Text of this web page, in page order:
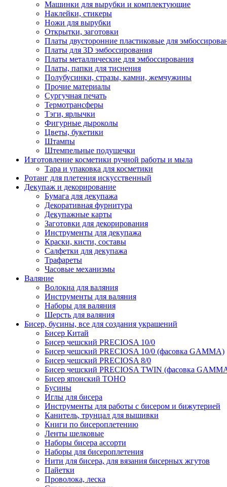
Машинки для вырубки и комплектующие
Наклейки, стикеры
Ножи для вырубки
Открытки, заготовки
Платы двусторонние пластиковые для
Платы для 3D эмбоссирования
Платы металлические для эмбоссирования
Платы, папки для тиснения
Полубусинки, стразы, камни, жемчужины
Прочие материалы
Сургучная печать
Термотрансферы
Тэги, ярлычки
Фигурные дыроколы
Цветы, букетики
Штампы
Штемпельные подушечки
Изготовление косметики ручной работы и мыла
Тара и упаковка для косметики
Ротанг для плетения искусственный
Декупаж и декорирование
Бумага для декупажа
Декоративная фурнитура
Декупажные карты
Заготовки для декорирования
Инструменты для декупажа
Краски, кисти, составы
Салфетки для декупажа
Трафареты
Часовые механизмы
Валяние
Волокна для валяния
Инструменты для валяния
Наборы для валяния
Шерсть для валяния
Бисер, бусины, все для создания украшений
Бисер Китай
Бисер чешский PRECIOSA 10/0
Бисер чешский PRECIOSA 10/0 (фасовка GAMMA)
Бисер чешский PRECIOSA 8/0
Бисер чешский PRECIOSA TWIN (фасовка
Бисер японский TOHO
Бусины
Иглы для бисера
Инструменты для работы с бисером и бижутерией
Канитель, трунцал для вышивки
Книги по бисероплетению
Ленты шелковые
Наборы бисера ассорти
Наборы для бисероплетения
Нити для бисера, для вязания бисерных жгутов
Пайетки
Проволока, леска